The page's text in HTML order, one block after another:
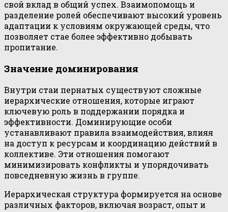
свой вклад в общий успех. Взаимопомощь и
разделение ролей обеспечивают высокий уровень
адаптации к условиям окружающей среды, что
позволяет стае более эффективно добывать
пропитание.
Значение доминирования
Внутри стаи пернатых существуют сложные
иерархические отношения, которые играют
ключевую роль в поддержании порядка и
эффективности. Доминирующие особи
устанавливают правила взаимодействия, влияя
на доступ к ресурсам и координацию действий в
коллективе. Эти отношения помогают
минимизировать конфликты и упорядочивать
повседневную жизнь в группе.
Иерархическая структура формируется на основе
различных факторов, включая возраст, опыт и